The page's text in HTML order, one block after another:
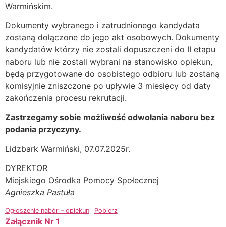
Warmińskim.
Dokumenty wybranego i zatrudnionego kandydata
zostaną dołączone do jego akt osobowych. Dokumenty
kandydatów którzy nie zostali dopuszczeni do II etapu
naboru lub nie zostali wybrani na stanowisko opiekun,
będą przygotowane do osobistego odbioru lub zostaną
komisyjnie zniszczone po upływie 3 miesięcy od daty
zakończenia procesu rekrutacji.
Zastrzegamy sobie możliwość odwołania naboru bez
podania przyczyny.
Lidzbark Warmiński, 07.07.2025r.
DYREKTOR
Miejskiego Ośrodka Pomocy Społecznej
Agnieszka Pastuła
Ogłoszenie nabór – opiekun Pobierz
Załącznik Nr 1